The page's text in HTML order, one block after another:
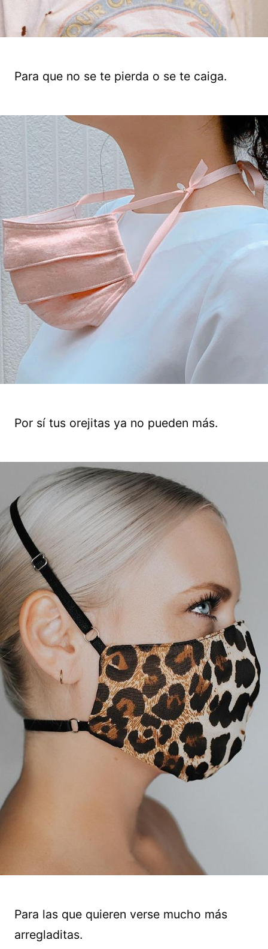
Para que no se te pierda o se te caiga.
Por sí tus orejitas ya no pueden más.
Para las que quieren verse mucho más
arregladitas.